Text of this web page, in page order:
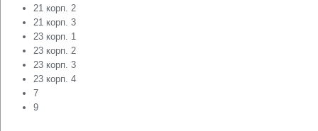
21 корп. 2
21 корп. 3
23 корп. 1
23 корп. 2
23 корп. 3
23 корп. 4
7
9